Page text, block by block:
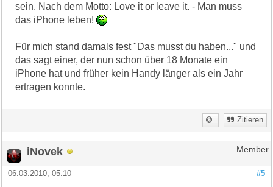
sein. Nach dem Motto: Love it or leave it. - Man muss
das iPhone leben!
Für mich stand damals fest "Das musst du haben..." und
das sagt einer, der nun schon über 18 Monate ein
iPhone hat und früher kein Handy länger als ein Jahr
ertragen konnte.
Zitieren
iNovek Member
#5
06.03.2010, 05:10